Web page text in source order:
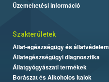
Üzemeltetési információ
Szakterületek
Állat-egészségügy és állatvédelem
Állategészségügyi diagnosztika
Állatgyógyászati termékek
Borászat és Alkoholos Italok